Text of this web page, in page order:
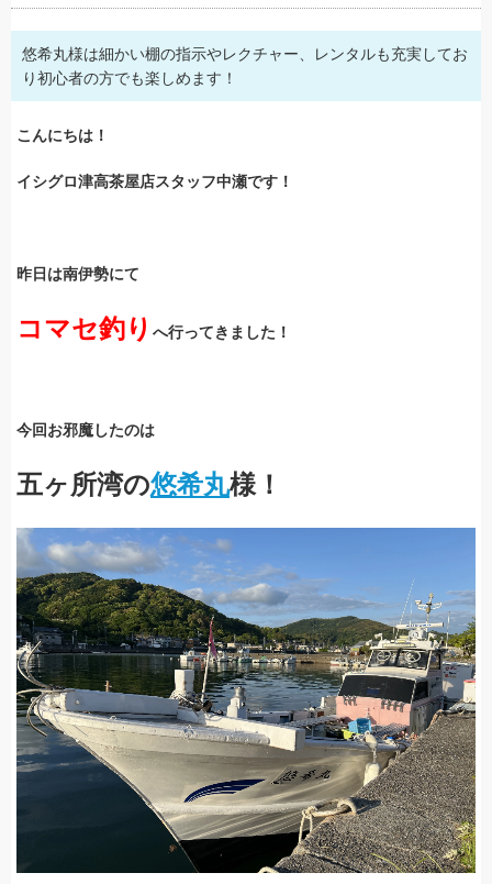
悠希丸様は細かい棚の指示やレクチャー、レンタルも充実してお
り初心者の方でも楽しめます！
こんにちは！
イシグロ津高茶屋店スタッフ中瀬です！
昨日は南伊勢にて
コマセ釣り へ行ってきました！
今回お邪魔したのは
五ヶ所湾の悠希丸様！